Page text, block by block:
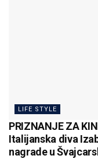
LIFE STYLE
PRIZNANJE ZA
Italijanska diva
nagrade u